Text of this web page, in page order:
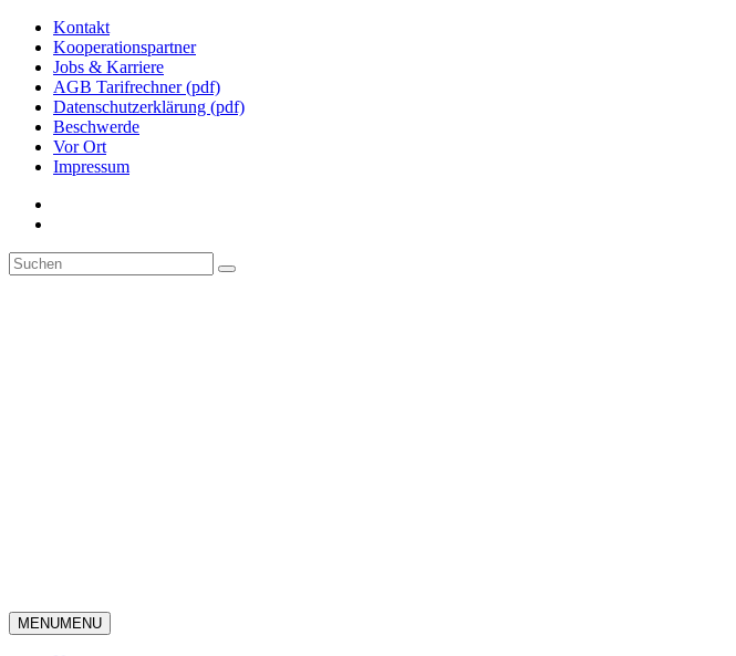
Kontakt
Kooperationspartner
Jobs & Karriere
AGB Tarifrechner (pdf)
Datenschutzerklärung (pdf)
Beschwerde
Vor Ort
Impressum
MENUMENU